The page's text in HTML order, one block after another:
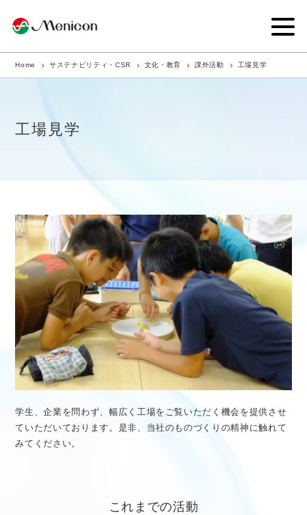
企業情報
商品サイト
ニュース
採用情報
医療従事者向け情報 GLOBAL
Home サステナビリティ・CSR 文化・教育 課外活動 工場見学
工場見学
学生、企業を問わず、幅広く工場をご覧いただく機会を提供させ
ていただいております。 是非、当社のものづくりの精神に触れて
みてください。
これまでの活動